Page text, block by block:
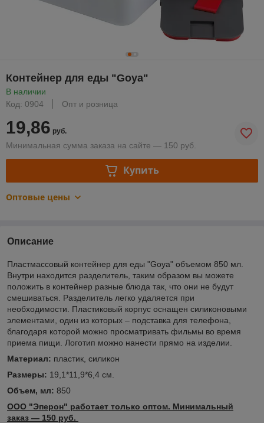
Контейнер для еды "Goya"
В наличии
Код: 0904
Опт и розница
19,86 руб.
Минимальная сумма заказа на сайте — 150 руб.
Купить
Оптовые цены
Описание
Пластмассовый контейнер для еды "Goya" объемом 850 мл.
Внутри находится разделитель, таким образом вы можете
положить в контейнер разные блюда так, что они не будут
смешиваться. Разделитель легко удаляется при
необходимости. Пластиковый корпус оснащен силиконовыми
элементами, один из которых – подставка для телефона,
благодаря которой можно просматривать фильмы во время
приема пищи. Логотип можно нанести прямо на изделии.
Материал: пластик, силикон
Размеры: 19,1*11,9*6,4 см.
Объем, мл: 850
ООО "Эперон" работает только оптом. Минимальный
заказ ― 150 руб.